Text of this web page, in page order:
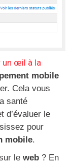
un œil à la
mobile
Cela vous
santé
d’évaluer le
pour
mobile.
le web ? En